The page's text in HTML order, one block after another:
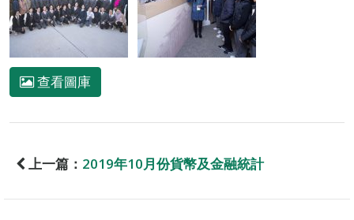
查看圖庫
上一篇： 2019年10月份貨幣及金融統計